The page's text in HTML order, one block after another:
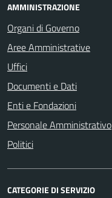
AMMINISTRAZIONE
Organi di Governo
Aree Amministrative
Uffici
Documenti e Dati
Enti e Fondazioni
Personale Amministrativo
Politici
CATEGORIE DI SERVIZIO